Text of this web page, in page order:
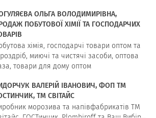
ОЛЬГА ВОЛОДИМИРІВНА,
ПОБУТОВОЇ ХІМІЇ ТА ГОСПОДАРЧИХ
хімія, господарчі товари оптом та
миючі та чистячі засоби, оптова
товари для дому оптом
ВАЛЕРІЙ ІВАНОВИЧ, ФОП ТМ
ТМ СВІТАЙС
морозива та напівфабрикатів ТМ